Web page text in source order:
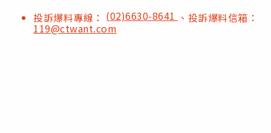
投訴爆料專線： (02)6630-8641 、投訴爆料信箱：
119@ctwant.com